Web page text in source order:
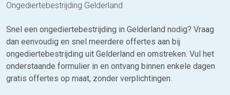
Ongediertebestrijding Gelderland
Snel een ongediertebestrijding in Gelderland nodig? Vraag
dan eenvoudig en snel meerdere offertes aan bij
ongediertebestrijding uit Gelderland en omstreken. Vul het
onderstaande formulier in en ontvang binnen enkele dagen
gratis offertes op maat, zonder verplichtingen.